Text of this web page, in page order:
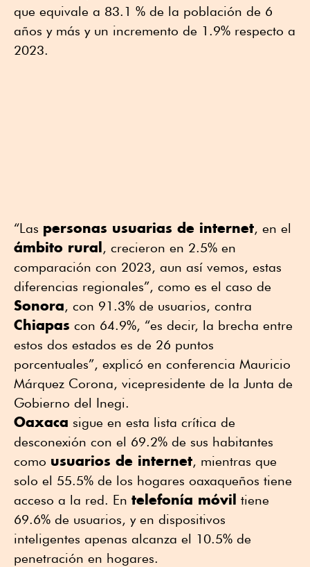
que equivale a 83.1 % de la población de 6
años y más y un incremento de 1.9% respecto a
2023.
“Las personas usuarias de internet, en el
ámbito rural , crecieron en 2.5% en
comparación con 2023, aun así vemos, estas
diferencias regionales”, como es el caso de
Sonora, con 91.3% de usuarios, contra
Chiapas con 64.9%, “es decir, la brecha entre
estos dos estados es de 26 puntos
porcentuales”, explicó en conferencia Mauricio
Márquez Corona, vicepresidente de la Junta de
Gobierno del Inegi.
Oaxaca sigue en esta lista crítica de
desconexión con el 69.2% de sus habitantes
como usuarios de internet, mientras que
solo el 55.5% de los hogares oaxaqueños tiene
acceso a la red. En telefonía móvil tiene
69.6% de usuarios, y en dispositivos
inteligentes apenas alcanza el 10.5% de
penetración en hogares.